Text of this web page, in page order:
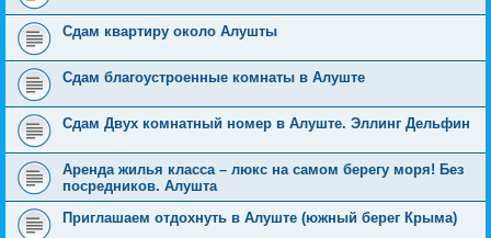
Сдам квартиру около Алушты
Сдам благоустроенные комнаты в Алуште
Сдам Двух комнатный номер в Алуште. Эллинг Дельфин
Аренда жилья класса – люкс на самом берегу моря! Без
посредников. Алушта
Приглашаем отдохнуть в Алуште (южный берег Крыма)